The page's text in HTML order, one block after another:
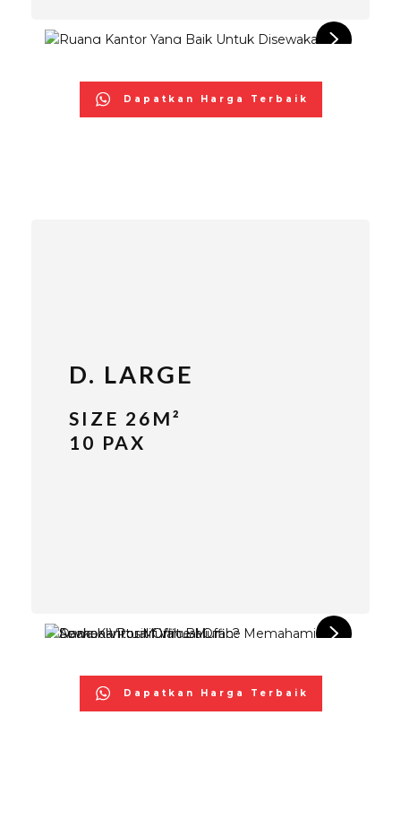
Dapatkan Harga Terbaik
D. LARGE
SIZE 26M²
10 PAX
Dapatkan Harga Terbaik